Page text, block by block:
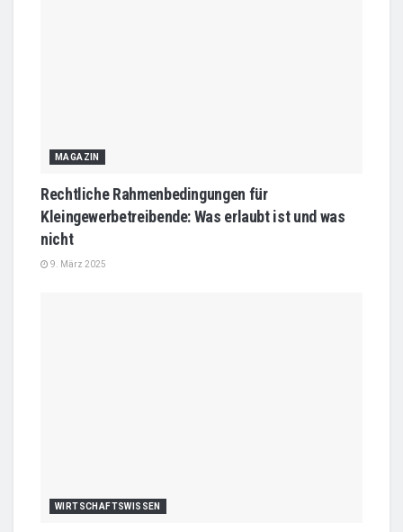
MAGAZIN
Rechtliche Rahmenbedingungen für
Kleingewerbetreibende: Was erlaubt ist und was
nicht
9. März 2025
WIRTSCHAFTSWISSEN